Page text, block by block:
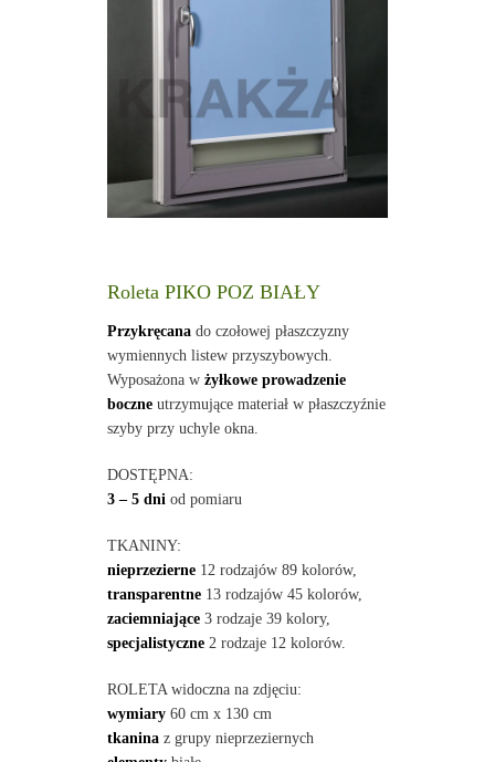
Roleta PIKO POZ BIAŁY
Przykręcanado czołowej płaszczyzny
wymiennych listew przyszybowych.
Wyposażona w żyłkowe prowadzenie
boczneutrzymujące materiał w płaszczyźnie
szyby przy uchyle okna.
DOSTĘPNA:
3 – 5 dniod pomiaru
TKANINY:
nieprzezierne12 rodzajów 89 kolorów,
transparentne13 rodzajów 45 kolorów,
zaciemniające3 rodzaje 39 kolory,
specjalistyczne2 rodzaje 12 kolorów.
ROLETA widoczna na zdjęciu:
wymiary60 cm x 130 cm
tkaninaz grupy nieprzeziernych